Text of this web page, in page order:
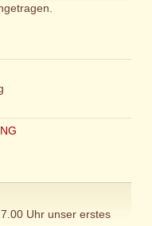
Uhr unser erstes